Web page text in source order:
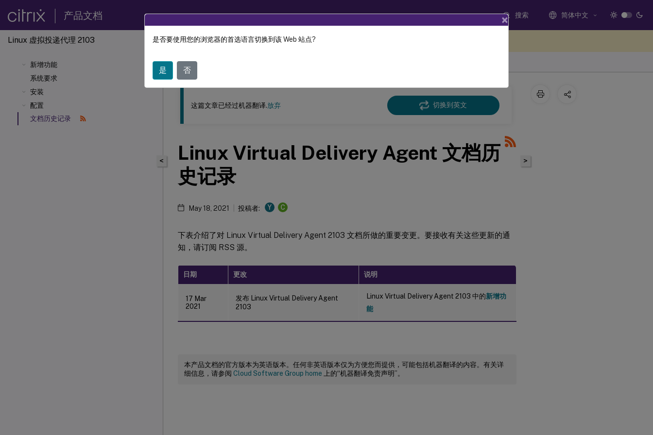
产品文档 搜索 简体中文
Linux 虚拟投递代理 2103
新增功能
系统要求
安装
配置
文档历史记录
此内容已经过机器动态翻译。
<
这篇文章已经过机器翻译.放弃 切换到英文
Linux Virtual Delivery Agent 文档历
史记录
May 18, 2021 投稿者: Y C
下表介绍了对 Linux Virtual Delivery Agent 2103 文档所做的重要变更。要接收有关这些更新的通
知，请订阅 RSS 源。
日期 更改 说明
17 Mar
2021
发布 Linux Virtual Delivery Agent
2103
Linux Virtual Delivery Agent 2103 中的新增功
能
本产品文档的官方版本为英语版本。任何非英语版本仅为方便您而提供，可能包括机器翻译的内容。有关详
细信息，请参阅 Cloud Software Group home 上的“机器翻译免责声明”。
>
×
是否要使用您的浏览器的首选语言切换到该 Web 站点?
是 否